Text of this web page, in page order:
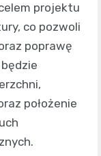
projektu
co pozwoli
poprawę
położenie